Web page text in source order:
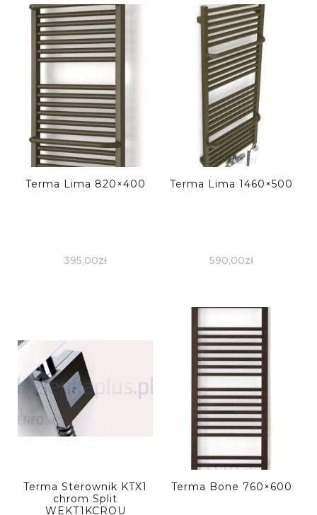
Terma Lima 820×400
395,00zł
Terma Lima 1460×500
590,00zł
Terma Sterownik KTX1
chrom Split
WEKT1KCROU
Terma Bone 760×600